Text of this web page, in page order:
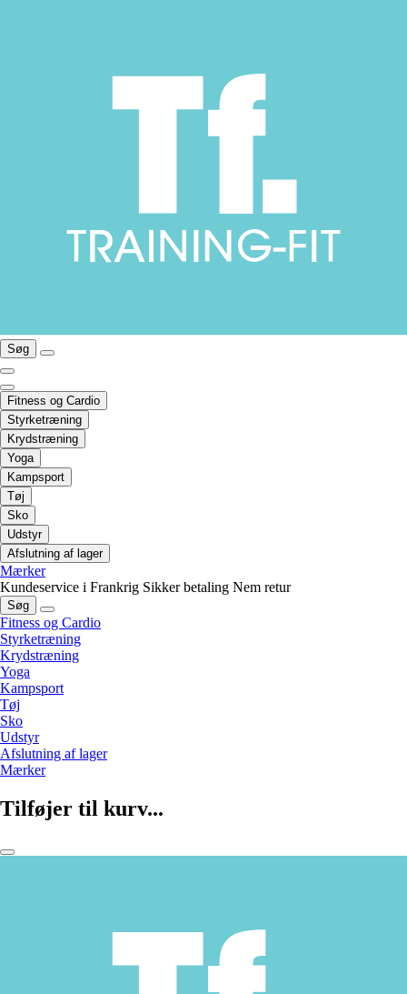
Søg
Fitness og Cardio
Styrketræning
Krydstræning
Yoga
Kampsport
Tøj
Sko
Udstyr
Afslutning af lager
Mærker
Kundeservice i Frankrig Sikker betaling Nem retur
Søg
Fitness og Cardio
Styrketræning
Krydstræning
Yoga
Kampsport
Tøj
Sko
Udstyr
Afslutning af lager
Mærker
Tilføjer til kurv...